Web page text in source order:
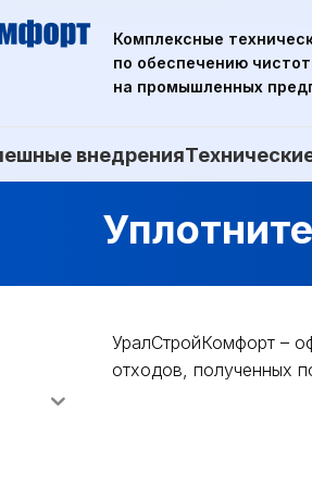
Комплексные
по обеспечению
на промышленных
внедрения
УралСтройКомфорт –
отходов, полученных